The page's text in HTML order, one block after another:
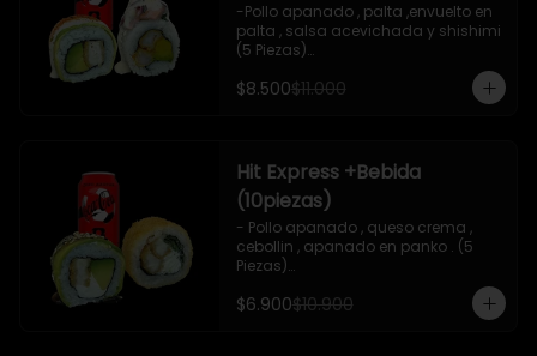
-Pollo apanado , palta ,envuelto en
palta , salsa acevichada y shishimi
(5 Piezas)
-Camaron cocido , palta ,ceviche
mixto , salsa acevichada ( 5 Piezas)
-Incluye 1 bebida (coca cola zero), Y
$8.500$11.000
Hit Express +Bebida
(10piezas)
- Pollo apanado , queso crema ,
cebollin , apanado en panko . (5
Piezas)
palta ,envuelto en palta , salsa
$6.900$10.900